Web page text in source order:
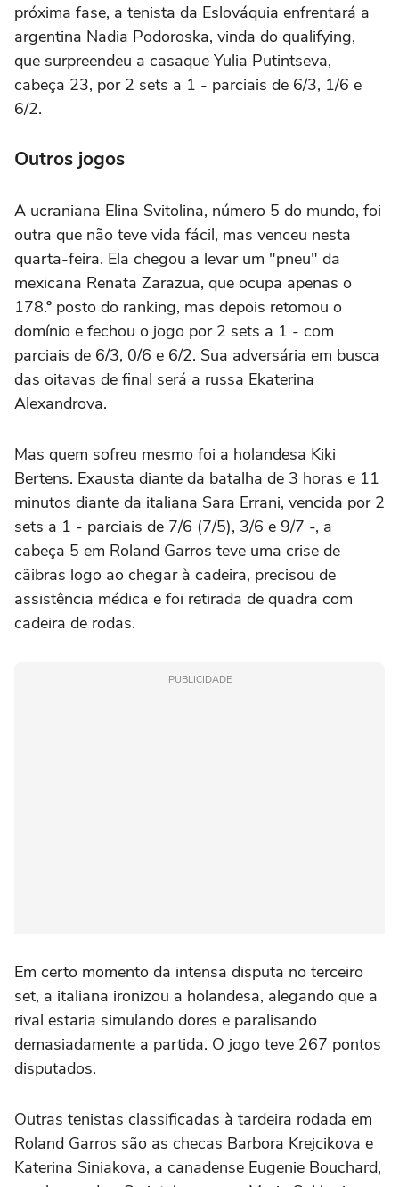
próxima fase, a tenista da Eslováquia enfrentará a
argentina Nadia Podoroska, vinda do qualifying,
que surpreendeu a casaque Yulia Putintseva,
cabeça 23, por 2 sets a 1 - parciais de 6/3, 1/6 e
6/2.
Outros jogos
A ucraniana Elina Svitolina, número 5 do mundo, foi
outra que não teve vida fácil, mas venceu nesta
quarta-feira. Ela chegou a levar um "pneu" da
mexicana Renata Zarazua, que ocupa apenas o
178.º posto do ranking, mas depois retomou o
domínio e fechou o jogo por 2 sets a 1 - com
parciais de 6/3, 0/6 e 6/2. Sua adversária em busca
das oitavas de final será a russa Ekaterina
Alexandrova.
Mas quem sofreu mesmo foi a holandesa Kiki
Bertens. Exausta diante da batalha de 3 horas e 11
minutos diante da italiana Sara Errani, vencida por 2
sets a 1 - parciais de 7/6 (7/5), 3/6 e 9/7 -, a
cabeça 5 em Roland Garros teve uma crise de
cãibras logo ao chegar à cadeira, precisou de
assistência médica e foi retirada de quadra com
cadeira de rodas.
PUBLICIDADE
Em certo momento da intensa disputa no terceiro
set, a italiana ironizou a holandesa, alegando que a
rival estaria simulando dores e paralisando
demasiadamente a partida. O jogo teve 267 pontos
disputados.
Outras tenistas classificadas à tardeira rodada em
Roland Garros são as checas Barbora Krejcikova e
Katerina Siniakova, a canadense Eugenie Bouchard,